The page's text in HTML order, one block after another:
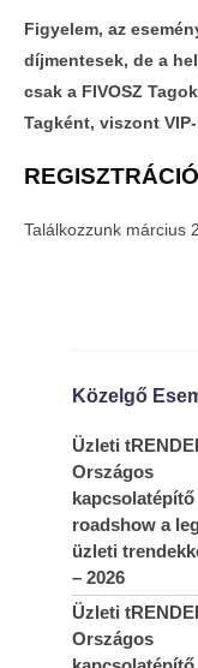
03-07
sel – A nyár
2023-
03-07
Figyelem, az
díjmentesek, de a
csak a FIVOSZ
Tagként, viszont
Találkozzunk március
Közelgő
Üzleti
Országos
kapcsolatépítő
roadshow a
üzleti
– 2026
Üzleti
Országos